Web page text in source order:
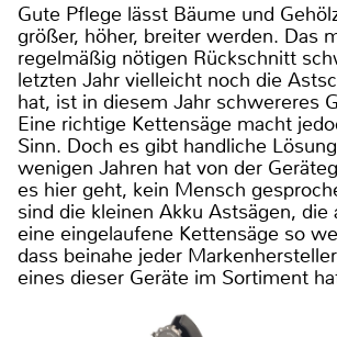
Gute Pflege lässt Bäume und
größer, höher, breiter werden. Das
regelmäßig nötigen Rückschnitt
letzten Jahr vielleicht noch die
hat, ist in diesem Jahr schwereres
Eine richtige Kettensäge macht
Sinn. Doch es gibt handliche
wenigen Jahren hat von der
es hier geht, kein Mensch
sind die kleinen Akku Astsägen, die
eine eingelaufene Kettensäge so
dass beinahe jeder
eines dieser Geräte im Sortiment